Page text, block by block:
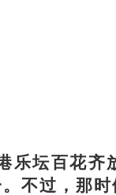
坛百花齐放
不过，那时